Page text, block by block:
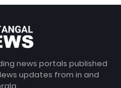
news portals published
updates from in and